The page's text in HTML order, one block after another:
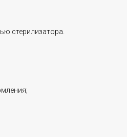
стерилизатора.